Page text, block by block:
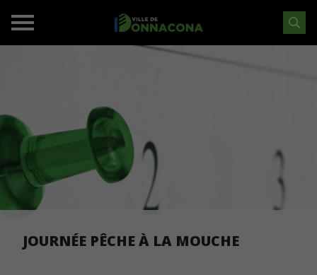
JOURNÉE PÊCHE À LA MOUCHE